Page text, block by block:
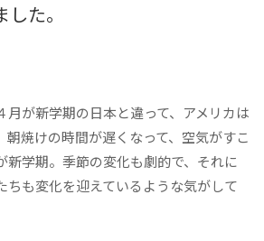
た。
月が新学期の日本と違って、アメリカは
朝焼けの時間が遅くなって、空気がすこ
新学期。季節の変化も劇的で、それに
ちも変化を迎えているような気がして